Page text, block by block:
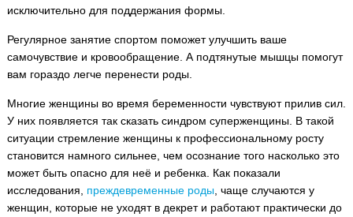
исключительно для поддержания формы.
Регулярное занятие спортом поможет улучшить ваше
самочувствие и кровообращение. А подтянутые мышцы помогут
вам гораздо легче перенести роды.
Многие женщины во время беременности чувствуют прилив сил.
У них появляется так сказать синдром суперженщины. В такой
ситуации стремление женщины к профессиональному росту
становится намного сильнее, чем осознание того насколько это
может быть опасно для неё и ребенка. Как показали
исследования, преждевременные роды, чаще случаются у
женщин, которые не уходят в декрет и работают практически до